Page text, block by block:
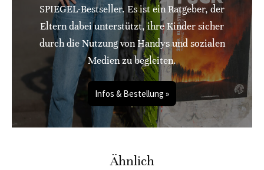
SPIEGEL-Bestseller. Es ist ein Ratgeber, der
Eltern dabei unterstützt, ihre Kinder sicher
durch die Nutzung von Handys und sozialen
Medien zu begleiten.
Infos & Bestellung »
Ähnlich